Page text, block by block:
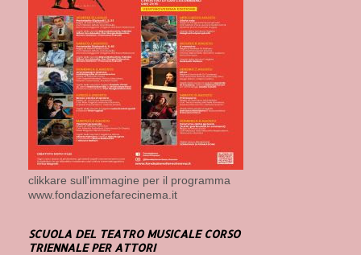
clikkare sull'immagine per il programma
www.fondazionefarecinema.it
SCUOLA DEL TEATRO MUSICALE CORSO
TRIENNALE PER ATTORI